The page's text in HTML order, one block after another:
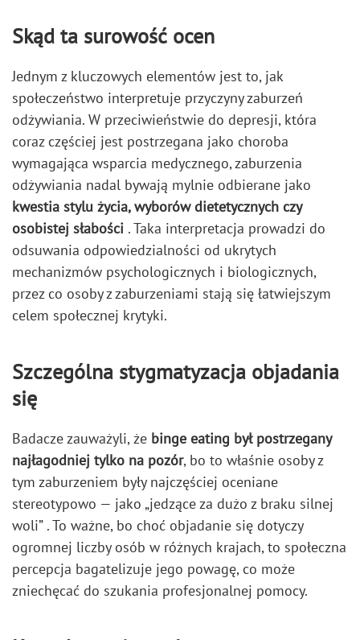
Skąd ta surowość ocen
Jednym z kluczowych elementów jest to, jak
społeczeństwo interpretuje przyczyny zaburzeń
odżywiania. W przeciwieństwie do depresji, która
coraz częściej jest postrzegana jako choroba
wymagająca wsparcia medycznego, zaburzenia
odżywiania nadal bywają mylnie odbierane jako
kwestia stylu życia, wyborów dietetycznych czy
osobistej słabości . Taka interpretacja prowadzi do
odsuwania odpowiedzialności od ukrytych
mechanizmów psychologicznych i biologicznych,
przez co osoby z zaburzeniami stają się łatwiejszym
celem społecznej krytyki.
Szczególna stygmatyzacja objadania
się
Badacze zauważyli, że binge eating był postrzegany
najłagodniej tylko na pozór, bo to właśnie osoby z
tym zaburzeniem były najczęściej oceniane
stereotypowo — jako „jedzące za dużo z braku silnej
woli” . To ważne, bo choć objadanie się dotyczy
ogromnej liczby osób w różnych krajach, to społeczna
percepcja bagatelizuje jego powagę, co może
zniechęcać do szukania profesjonalnej pomocy.